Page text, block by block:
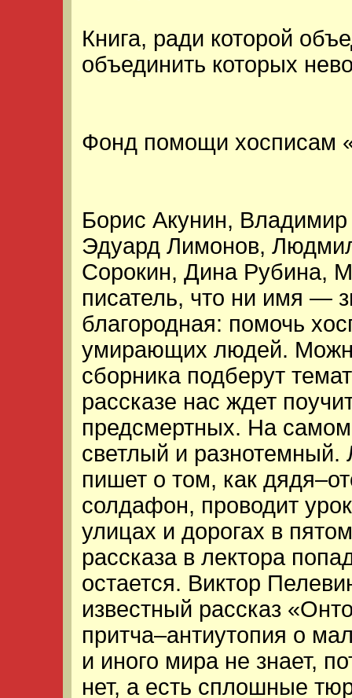
Книга, ради которой
объединить которых
Фонд помощи хосписам
Борис Акунин,
Эдуард Лимонов,
Сорокин, Дина Рубина,
писатель, что ни имя —
благородная: помочь
умирающих людей.
сборника подберут
рассказе нас ждет
предсмертных. На
светлый и
пишет о том, как
солдафон, проводит
улицах и дорогах в
рассказа в лектора
остается. Виктор
известный рассказ
притча–антиутопия о
и иного мира не знает,
нет, а есть сплошные